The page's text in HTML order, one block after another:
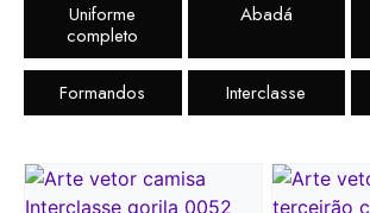
Uniforme
completo
Abadá
Formandos Interclasse